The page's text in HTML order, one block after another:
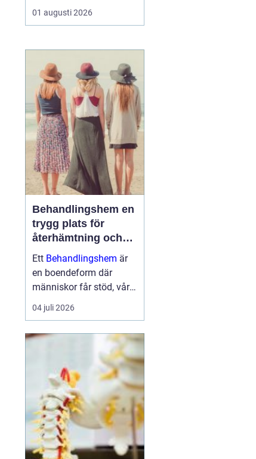
praktiskt system för
hälsa som förenar kropp,
stället för att enbart
fokusera på symptom
försöker ayurvedan
förstå varf...
01 augusti 2026
Behandlingshem en
trygg plats för
återhämtning och
förändring
Ett Behandlingshem är
en boendeform där
människor får stöd, vård
och struktur under en
period i livet när det
öppenvården inte räcker.
Målet är att skapa
trygghet, stabilitet och
förutsättni...
04 juli 2026